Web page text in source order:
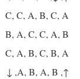
C, C, A, B, C, A
B, A, C, C, A, B
C, A, B, C, B, A
↑, A, B, A, B, ↓